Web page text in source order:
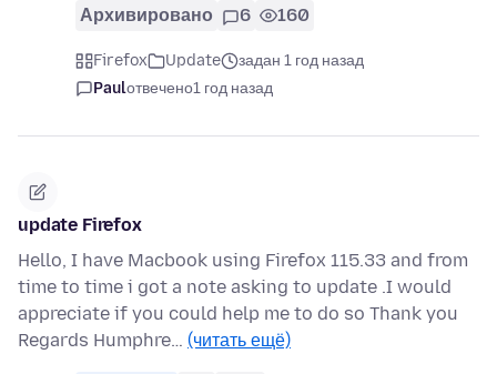
Архивировано 6 160
Firefox Update
задан 1 год назад
Paulотвечено1 год назад
update Firefox
Hello, I have Macbook using Firefox 115.33 and from
time to time i got a note asking to update .I would
appreciate if you could help me to do so Thank you
Regards Humphre… (читать ещё)